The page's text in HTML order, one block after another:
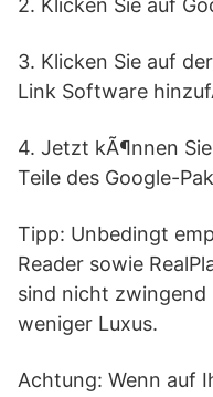
2. Klicken Sie auf
3. Klicken Sie auf
Link Software
4. Jetzt kÃ¶nnen
Teile des Google-
Tipp: Unbedingt
Reader sowie
sind nicht
weniger Luxus.
Achtung: Wenn auf